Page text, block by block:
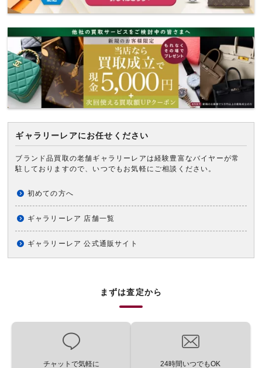
ギャラリーレアにお任せください
ブランド品買取の老舗ギャラリーレアは経験豊富なバイヤーが常
駐しておりますので、いつでもお気軽にご相談ください。
初めての方へ
ギャラリーレア 店舗一覧
ギャラリーレア 公式通販サイト
まずは査定から
チャットで気軽に 24時間いつでもOK